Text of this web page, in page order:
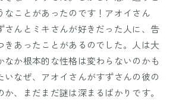
なことがあったのです！アオイさん
さんとミキさんが好きだった人に、告
きあったことがあるのでした。人は大
なか根本的な性格は変わらないのかも
いなぜ、アオイさんがすずさんの彼の
、まだまだ謎は深まるばかりです。